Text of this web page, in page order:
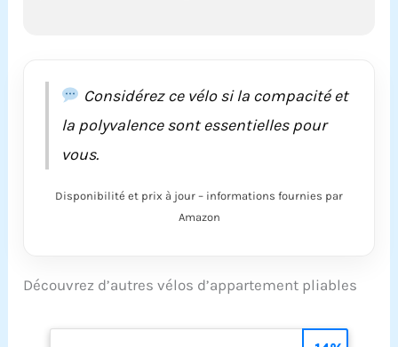
Considérez ce vélo si la compacité et
la polyvalence sont essentielles pour
vous.
Disponibilité et prix à jour – informations fournies par
Amazon
Découvrez d’autres vélos d’appartement pliables